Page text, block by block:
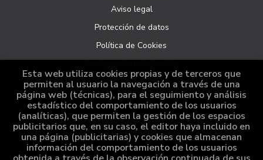
Aviso legal
Protección de datos
Política de Cookies
ATENCIÓN AO CLIENTE
Quen somos
Pedidos especiais
Esta web utiliza cookies propias y de terceros que
permiten al usuario la navegación a través de una
página web (técnicas), para el seguimiento y análisis
estadístico del comportamiento de los usuarios
(analíticas), que permiten la gestión de los espacios
publicitarios que, en su caso, el editor haya incluido en
una página (publicitarias) y cookies que almacenan
información del comportamiento de los usuarios